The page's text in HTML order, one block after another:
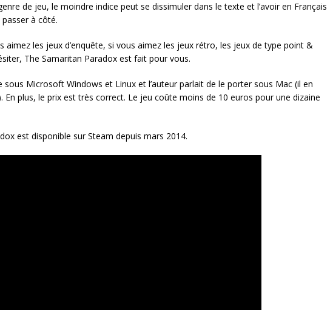
de jeu, le moindre indice peut se dissimuler dans le texte et l’avoir en Français
à côté.
aimez les jeux d’enquête, si vous aimez les jeux rétro, les jeux de type point &
The Samaritan Paradox est fait pour vous.
sous Microsoft Windows et Linux et l’auteur parlait de le porter sous Mac (il en
En plus, le prix est très correct. Le jeu coûte moins de 10 euros pour une dizaine
est disponible sur Steam depuis mars 2014.